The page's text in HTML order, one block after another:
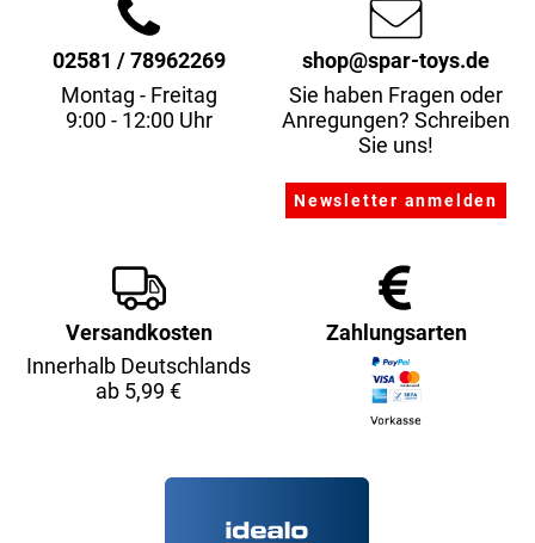
02581 / 78962269
Montag - Freitag
9:00 - 12:00 Uhr
shop@spar-toys.de
Sie haben Fragen oder
Anregungen? Schreiben
Sie uns!
Versandkosten
Innerhalb Deutschlands
ab 5,99 €
Zahlungsarten